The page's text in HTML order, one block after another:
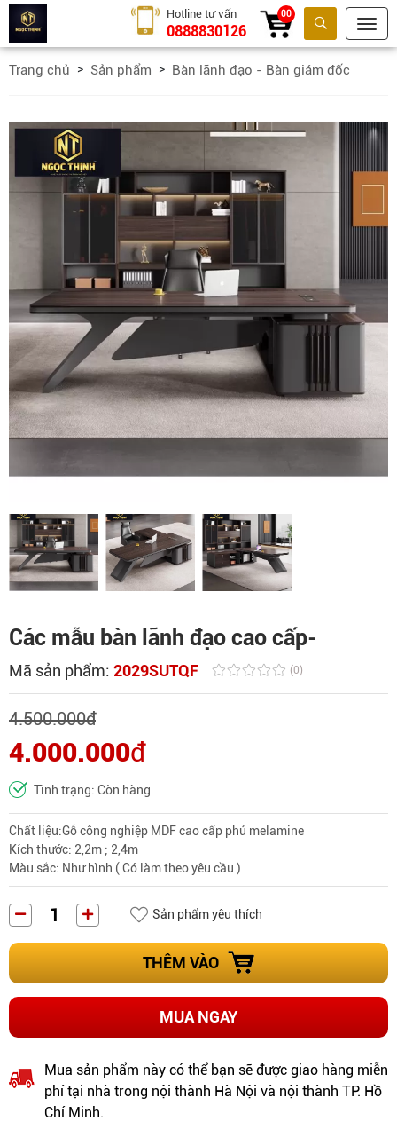
Tìm kiếm
Hotline tư vấn
0888830126
00
Trang chủ Sản phẩm Bàn lãnh đạo - Bàn giám đốc
Các mẫu bàn lãnh đạo cao cấp-
Mã sản phẩm: 2029SUTQF (0)
4.500.000đ
4.000.000đ
Tình trạng: Còn hàng
Chất liệu:Gỗ công nghiệp MDF cao cấp phủ melamine
Kích thước: 2,2m ; 2,4m
Màu sắc: Như hình ( Có làm theo yêu cầu )
Sản phẩm yêu thích
THÊM VÀO
MUA NGAY
Mua sản phẩm này có thể bạn sẽ được giao hàng miễn
phí tại nhà trong nội thành Hà Nội và nội thành TP. Hồ
Chí Minh.